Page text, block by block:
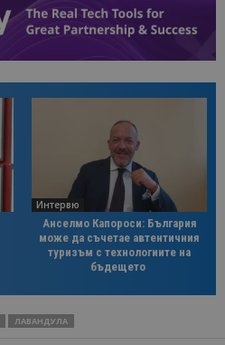
Интервю
Анселмо Капороси: България
може да съчетае автентичния
туризъм с технологиите на
бъдещето
ЛАВАНДУЛА